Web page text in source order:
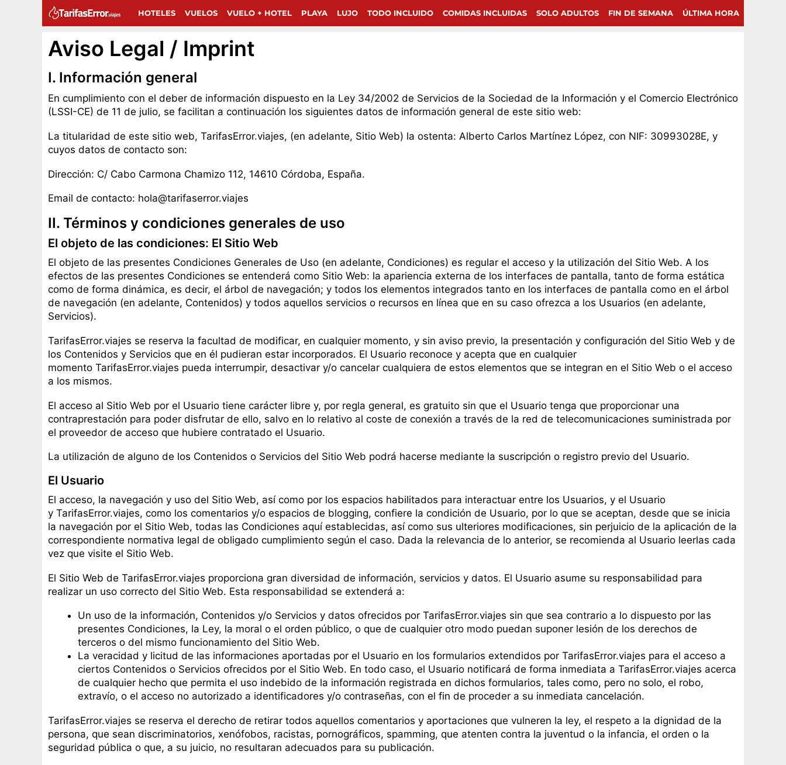
HOTELES VUELOS VUELO + HOTEL PLAYA LUJO TODO INCLUIDO COMIDAS INCLUIDAS SOLO ADULTOS FIN DE SEMANA ÚLTIMA HORA
Aviso Legal / Imprint
I. Información general
En cumplimiento con el deber de información dispuesto en la Ley 34/2002 de Servicios de la Sociedad de la Información y el Comercio Electrónico
(LSSI-CE) de 11 de julio, se facilitan a continuación los siguientes datos de información general de este sitio web:
La titularidad de este sitio web, TarifasError.viajes, (en adelante, Sitio Web) la ostenta: Alberto Carlos Martínez López, con NIF: 30993028E, y
cuyos datos de contacto son:
Dirección: C/ Cabo Carmona Chamizo 112, 14610 Córdoba, España.
Email de contacto: hola@tarifaserror.viajes
II. Términos y condiciones generales de uso
El objeto de las condiciones: El Sitio Web
El objeto de las presentes Condiciones Generales de Uso (en adelante, Condiciones) es regular el acceso y la utilización del Sitio Web. A los
efectos de las presentes Condiciones se entenderá como Sitio Web: la apariencia externa de los interfaces de pantalla, tanto de forma estática
como de forma dinámica, es decir, el árbol de navegación; y todos los elementos integrados tanto en los interfaces de pantalla como en el árbol
de navegación (en adelante, Contenidos) y todos aquellos servicios o recursos en línea que en su caso ofrezca a los Usuarios (en adelante,
Servicios).
TarifasError.viajes se reserva la facultad de modificar, en cualquier momento, y sin aviso previo, la presentación y configuración del Sitio Web y de
los Contenidos y Servicios que en él pudieran estar incorporados. El Usuario reconoce y acepta que en cualquier
momento TarifasError.viajes pueda interrumpir, desactivar y/o cancelar cualquiera de estos elementos que se integran en el Sitio Web o el acceso
a los mismos.
El acceso al Sitio Web por el Usuario tiene carácter libre y, por regla general, es gratuito sin que el Usuario tenga que proporcionar una
contraprestación para poder disfrutar de ello, salvo en lo relativo al coste de conexión a través de la red de telecomunicaciones suministrada por
el proveedor de acceso que hubiere contratado el Usuario.
La utilización de alguno de los Contenidos o Servicios del Sitio Web podrá hacerse mediante la suscripción o registro previo del Usuario.
El Usuario
El acceso, la navegación y uso del Sitio Web, así como por los espacios habilitados para interactuar entre los Usuarios, y el Usuario
y TarifasError.viajes, como los comentarios y/o espacios de blogging, confiere la condición de Usuario, por lo que se aceptan, desde que se inicia
la navegación por el Sitio Web, todas las Condiciones aquí establecidas, así como sus ulteriores modificaciones, sin perjuicio de la aplicación de la
correspondiente normativa legal de obligado cumplimiento según el caso. Dada la relevancia de lo anterior, se recomienda al Usuario leerlas cada
vez que visite el Sitio Web.
El Sitio Web de TarifasError.viajes proporciona gran diversidad de información, servicios y datos. El Usuario asume su responsabilidad para
realizar un uso correcto del Sitio Web. Esta responsabilidad se extenderá a:
Un uso de la información, Contenidos y/o Servicios y datos ofrecidos por TarifasError.viajes sin que sea contrario a lo dispuesto por las
presentes Condiciones, la Ley, la moral o el orden público, o que de cualquier otro modo puedan suponer lesión de los derechos de
terceros o del mismo funcionamiento del Sitio Web.
La veracidad y licitud de las informaciones aportadas por el Usuario en los formularios extendidos por TarifasError.viajes para el acceso a
ciertos Contenidos o Servicios ofrecidos por el Sitio Web. En todo caso, el Usuario notificará de forma inmediata a TarifasError.viajes acerca
de cualquier hecho que permita el uso indebido de la información registrada en dichos formularios, tales como, pero no solo, el robo,
extravío, o el acceso no autorizado a identificadores y/o contraseñas, con el fin de proceder a su inmediata cancelación.
TarifasError.viajes se reserva el derecho de retirar todos aquellos comentarios y aportaciones que vulneren la ley, el respeto a la dignidad de la
persona, que sean discriminatorios, xenófobos, racistas, pornográficos, spamming, que atenten contra la juventud o la infancia, el orden o la
seguridad pública o que, a su juicio, no resultaran adecuados para su publicación.